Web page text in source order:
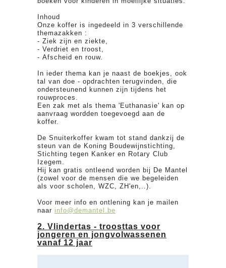
Inhoud
Onze koffer is ingedeeld in 3 verschillende
themazakken :
- Ziek zijn en ziekte,
- Verdriet en troost,
- Afscheid en rouw.
In ieder thema kan je naast de boekjes, ook
tal van doe - opdrachten terugvinden, die
ondersteunend kunnen zijn tijdens het
rouwproces.
Een zak met als thema 'Euthanasie' kan op
aanvraag wordden toegevoegd aan de
koffer.
De Snuiterkoffer kwam tot stand dankzij de
steun van de Koning Boudewijnstichting,
Stichting tegen Kanker en Rotary Club
Izegem.
Hij kan gratis ontleend worden bij De Mantel
(zowel voor de mensen die we begeleiden
als voor scholen, WZC, ZH'en,..).
Voor meer info en ontlening kan je mailen
naar info@demantel.be
2. Vlindertas - troosttas voor
jongeren en jongvolwassenen
vanaf 12 jaar